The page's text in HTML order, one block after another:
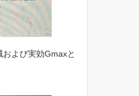
よび実効Gmaxと